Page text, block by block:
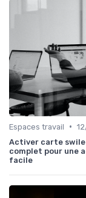
Espaces travail •
Activer carte swile
complet pour une
facile